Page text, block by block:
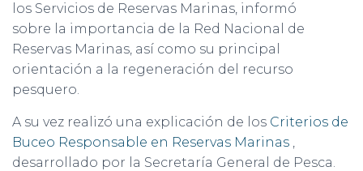
los Servicios de Reservas Marinas, informó
sobre la importancia de la Red Nacional de
Reservas Marinas, así como su principal
orientación a la regeneración del recurso
pesquero.
A su vez realizó una explicación de los Criterios de
Buceo Responsable en Reservas Marinas ,
desarrollado por la Secretaría General de Pesca.